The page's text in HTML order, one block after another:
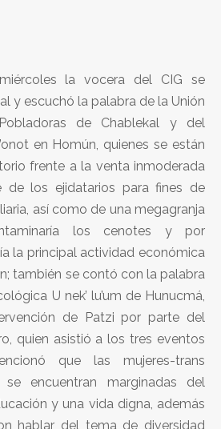
la vocera del CIG se
y escuchó la palabra de la Unión
de Chablekal y del
en Homún, quienes se están
frente a la venta inmoderada
de los ejidatarios para fines de
así como de una megagranja
los cenotes y por
la principal actividad económica
también se contó con la palabra
U nek’ lu’um de Hunucmá,
de Patzi por parte del
quien asistió a los tres eventos
que las mujeres-trans
encuentran marginadas del
y una vida digna, además
hablar del tema de diversidad